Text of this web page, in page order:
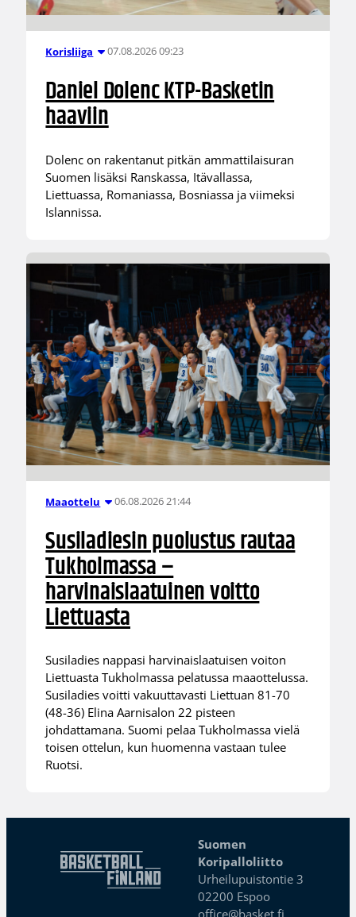
Korisliiga 07.08.2026 09:23
Daniel Dolenc KTP-Basketin
haaviin
Dolenc on rakentanut pitkän ammattilaisuran
Suomen lisäksi Ranskassa, Itävallassa,
Liettuassa, Romaniassa, Bosniassa ja viimeksi
Islannissa.
Maaottelu 06.08.2026 21:44
Susiladiesin puolustus rautaa
Tukholmassa –
harvinaislaatuinen voitto
Liettuasta
Susiladies nappasi harvinaislaatuisen voiton
Liettuasta Tukholmassa pelatussa maaottelussa.
Susiladies voitti vakuuttavasti Liettuan 81-70
(48-36) Elina Aarnisalon 22 pisteen
johdattamana. Suomi pelaa Tukholmassa vielä
toisen ottelun, kun huomenna vastaan tulee
Ruotsi.
Suomen
Koripalloliitto
Urheilupuistontie 3
02200 Espoo
office@basket.fi